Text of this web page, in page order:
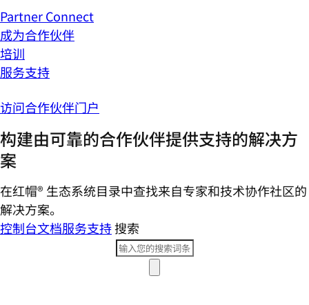
Partner Connect
成为合作伙伴
培训
服务支持
访问合作伙伴门户
构建由可靠的合作伙伴提供支持的解决方
案
在红帽® 生态系统目录中查找来自专家和技术协作社区的
解决方案。
控制台文档服务支持搜索